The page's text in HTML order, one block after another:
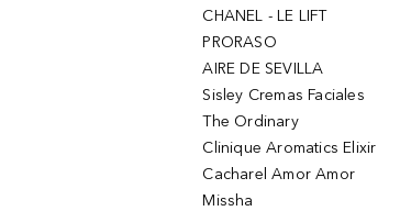
CHANEL - LE LIFT
PRORASO
AIRE DE SEVILLA
Sisley Cremas Faciales
The Ordinary
Clinique Aromatics Elixir
Cacharel Amor Amor
Missha